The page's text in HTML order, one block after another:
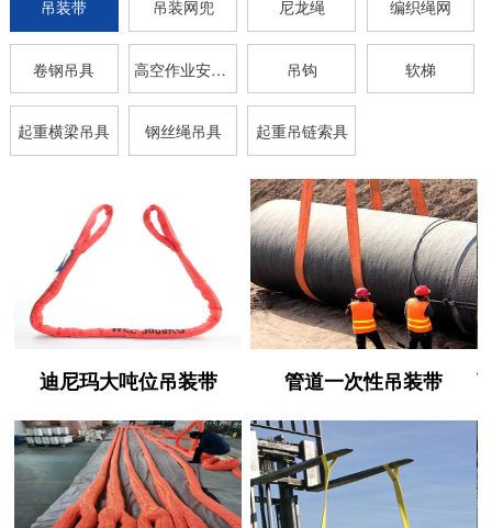
吊装带 吊装网兜 尼龙绳 编织绳网
卷钢吊具 高空作业安全带 吊钩 软梯
起重横梁吊具 钢丝绳吊具 起重吊链索具
迪尼玛大吨位吊装带 管道一次性吊装带